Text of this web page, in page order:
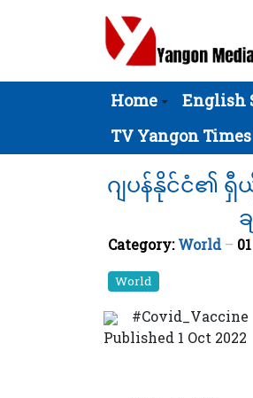
Home English
TV Yangon Times
ဂျပန်နိုင်ငံ၏
Category:World
World
#Covid_Vaccine
Published 1 Oct 2022